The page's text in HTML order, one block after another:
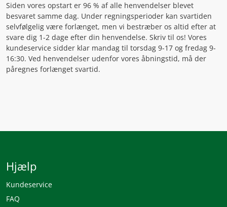
Siden vores opstart er 96 % af alle henvendelser blevet
besvaret samme dag. Under regningsperioder kan svartiden
selvfølgelig være forlænget, men vi bestræber os altid efter at
svare dig 1-2 dage efter din henvendelse. Skriv til os! Vores
kundeservice sidder klar mandag til torsdag 9-17 og fredag 9-
16:30. Ved henvendelser udenfor vores åbningstid, må der
påregnes forlænget svartid.
Hjælp
Kundeservice
FAQ